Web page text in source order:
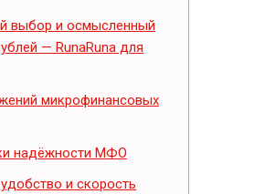
выбор и осмысленный
— RunaRuna для
микрофинансовых
надёжности МФО
и скорость